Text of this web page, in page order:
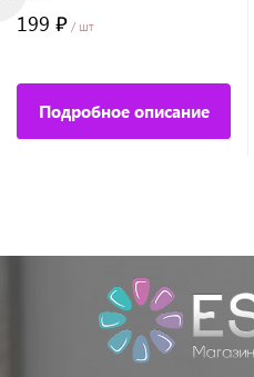
199 ₽ / шт
Подробное описание